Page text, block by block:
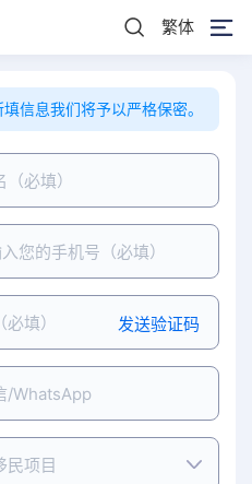
繁体
信息我们将予以严格保密。
发送验证码
民项目